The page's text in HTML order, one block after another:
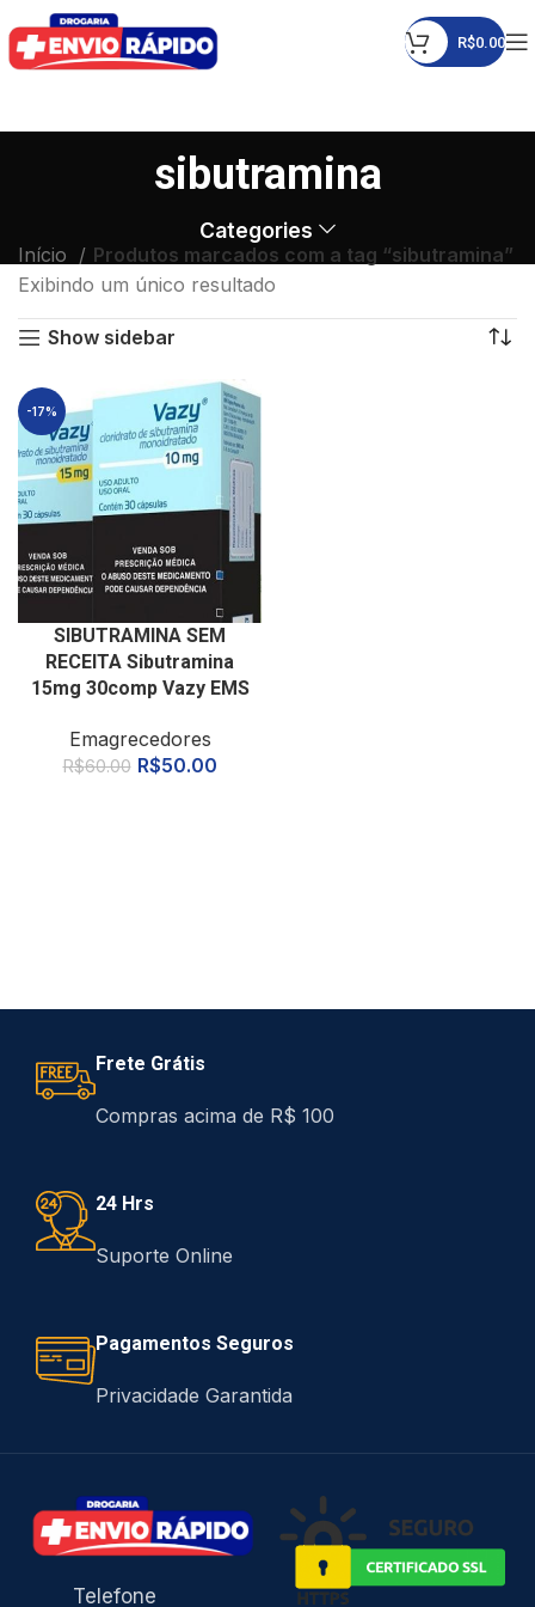
R$0.00
sibutramina
Categories
Início
Produtos marcados com a tag “sibutramina”
Exibindo um único resultado
Show sidebar
-17%
SIBUTRAMINA SEM
RECEITA Sibutramina
15mg 30comp Vazy EMS
Emagrecedores
R$60.00 R$50.00
Frete Grátis
Compras acima de R$ 100
24 Hrs
Suporte Online
Pagamentos Seguros
Privacidade Garantida
Telefone